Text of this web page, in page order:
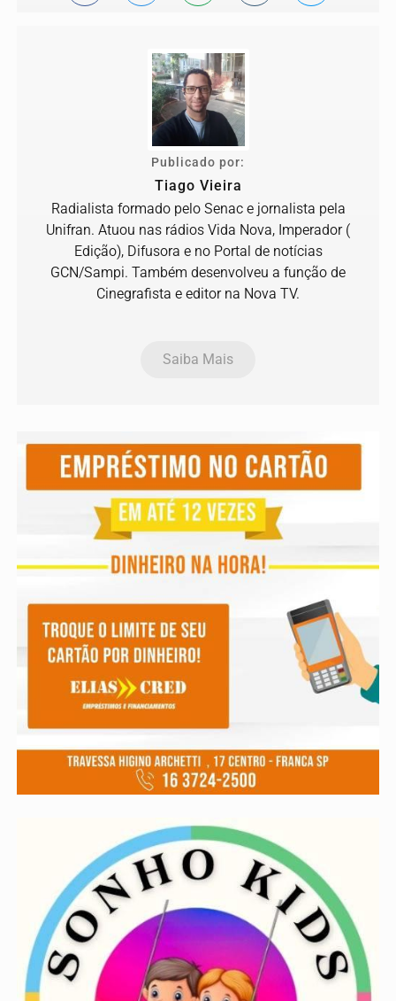
Publicado por:
Tiago Vieira
Radialista formado pelo Senac e jornalista pela
Unifran. Atuou nas rádios Vida Nova, Imperador (
Edição), Difusora e no Portal de notícias
GCN/Sampi. Também desenvolveu a função de
Cinegrafista e editor na Nova TV.
Saiba Mais